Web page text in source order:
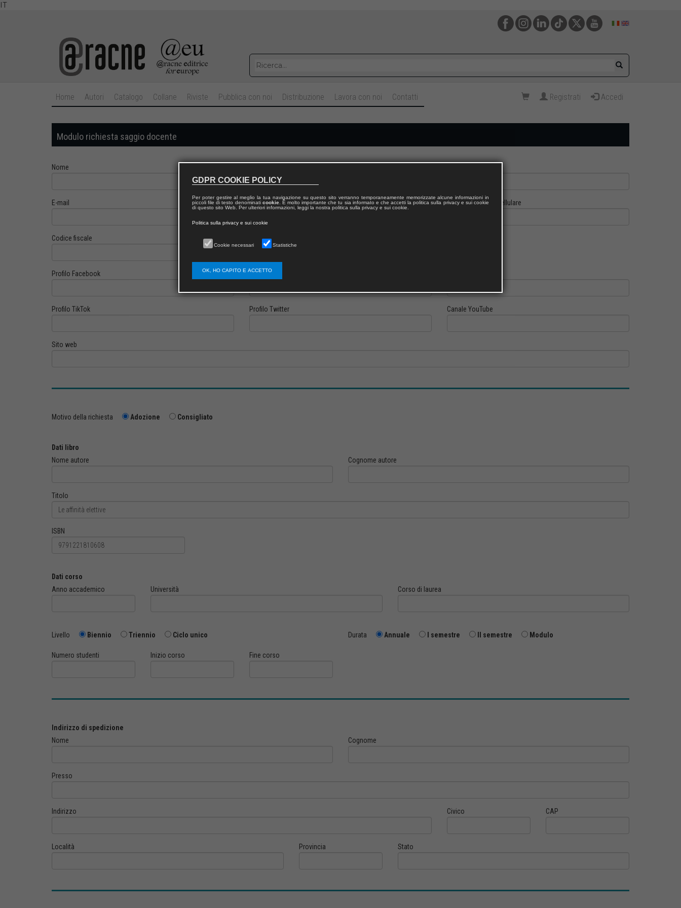
IT
Home Autori Catalogo Collane Riviste Pubblica con noi Distribuzione Lavora con noi Contatti Registrati Accedi
Modulo richiesta saggio docente
Nome
E-mail Telefono fisso Cellulare
Codice fiscale
Profilo Facebook Profilo Instagram
Profilo TikTok Profilo Twitter Canale YouTube
Sito web
Motivo della richiesta Adozione Consigliato
Dati libro
Nome autore
Cognome autore
Titolo
ISBN
Dati corso
Anno accademico
Università Corso di laurea
Livello Biennio Triennio Ciclo unico Durata Annuale I semestre II semestre Modulo
Numero studenti Inizio corso Fine corso
Indirizzo di spedizione
Nome
Cognome
Presso
Indirizzo Civico CAP
Località Provincia Stato
GDPR COOKIE POLICY
Per poter gestire al meglio la tua navigazione su questo sito verranno temporaneamente memorizzate alcune informazioni in
piccoli file di testo denominati cookie. È molto importante che tu sia informato e che accetti la politica sulla privacy e sui cookie
di questo sito Web. Per ulteriori informazioni, leggi la nostra politica sulla privacy e sui cookie.
Politica sulla privacy e sui cookie
Cookie necessari Statistiche
OK, HO CAPITO E ACCETTO